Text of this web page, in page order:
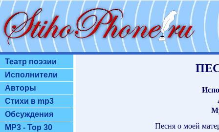
Театр поэзии
Исполнители
Авторы
Стихи в mp3
Обсуждения
MP3 - Top 30
Песня о моей